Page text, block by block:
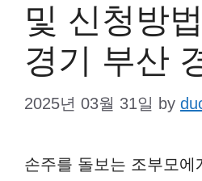
및 신청방
경기 부산
2025년 03월 31일 by
손주를 돌보는 조부모에